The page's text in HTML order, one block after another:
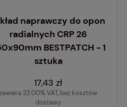
naprawczy do opon
radialnych CRP 26
BESTPATCH - 1
sztuka
17,43 zł
23.00% VAT, bez kosztów
dostawy